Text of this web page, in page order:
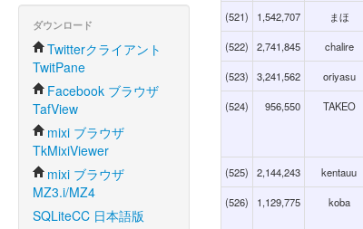
ダウンロード
Twitterクライアント
TwitPane
Facebook ブラウザ
TafView
mixi ブラウザ
TkMixiViewer
mixi ブラウザ
MZ3.i/MZ4
SQLiteCC 日本語版
(521) 1,542,707 まほ
(522) 2,741,845 chalire
(523) 3,241,562 oriyasu
(524) 956,550 TAKEO
(525) 2,144,243 kentauu
(526) 1,129,775 koba